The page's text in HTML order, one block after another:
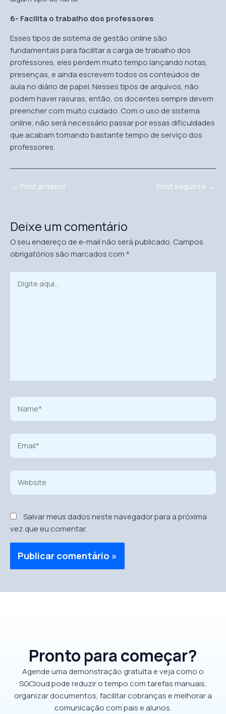
6- Facilita o trabalho dos professores
Esses tipos de sistema de gestão online são
fundamentais para facilitar a carga de trabalho dos
professores, eles perdem muito tempo lançando notas,
presenças, e ainda escrevem todos os conteúdos de
aula no diário de papel. Nesses tipos de arquivos, não
podem haver rasuras, então, os docentes sempre devem
preencher com muito cuidado. Com o uso de sistema
online, não será necessário passar por essas dificuldades
que acabam tomando bastante tempo de serviço dos
professores.
← Post anterior Post seguinte →
Deixe um comentário
O seu endereço de e-mail não será publicado. Campos
obrigatórios são marcados com *
aqui...
Name*
Email*
Website
Salvar meus dados neste navegador para a próxima
vez que eu comentar.
Pronto para começar?
Agende uma demonstração gratuita e veja como o
SGCloud pode reduzir o tempo com tarefas manuais,
organizar documentos, facilitar cobranças e melhorar a
comunicação com pais e alunos.